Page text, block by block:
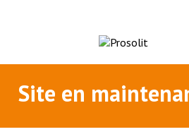
Site en